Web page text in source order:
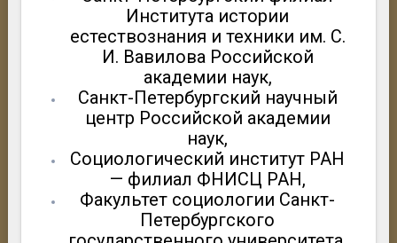
Института истории
естествознания и техники им. С.
И. Вавилова Российской
академии наук,
Санкт-Петербургский научный
центр Российской академии
наук,
Социологический институт РАН
— филиал ФНИСЦ РАН,
Факультет социологии Санкт-
Петербургского